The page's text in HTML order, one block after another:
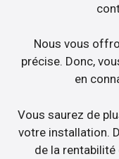
Nous vous
précise. Donc,
en
Vous saurez de
votre installation.
de la